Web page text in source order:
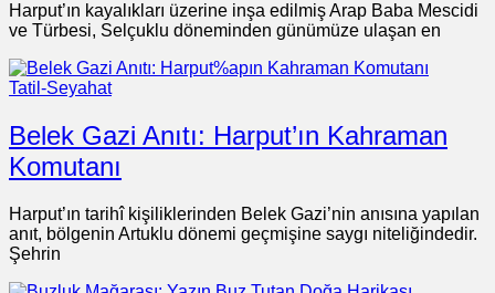
Harput’ın kayalıkları üzerine inşa edilmiş Arap Baba Mescidi
ve Türbesi, Selçuklu döneminden günümüze ulaşan en
Tatil-Seyahat
Belek Gazi Anıtı: Harput’ın Kahraman
Komutanı
Harput’ın tarihî kişiliklerinden Belek Gazi’nin anısına yapılan
anıt, bölgenin Artuklu dönemi geçmişine saygı niteliğindedir.
Şehrin